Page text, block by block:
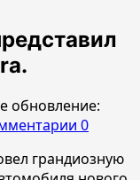
обновление:
0
грандиозную